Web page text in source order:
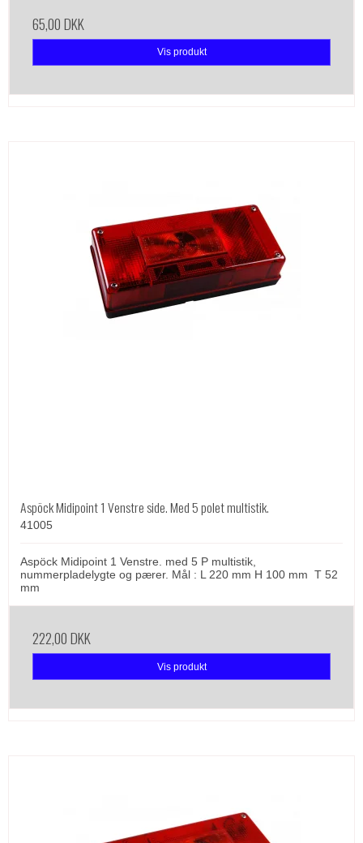
65,00 DKK
Vis produkt
Aspöck Midipoint 1 Venstre side. Med 5 polet multistik.
41005
Aspöck Midipoint 1 Venstre. med 5 P multistik,
nummerpladelygte og pærer. Mål : L 220 mm H 100 mm T 52
mm
222,00 DKK
Vis produkt